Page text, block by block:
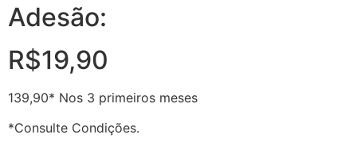
Adesão:
R$19,90
139,90* Nos 3 primeiros meses
*Consulte Condições.